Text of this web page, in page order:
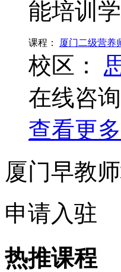
能培训
课程： 厦门二级营养
校区：
在线咨询
查看更多
厦门早教
申请入驻
热推课程